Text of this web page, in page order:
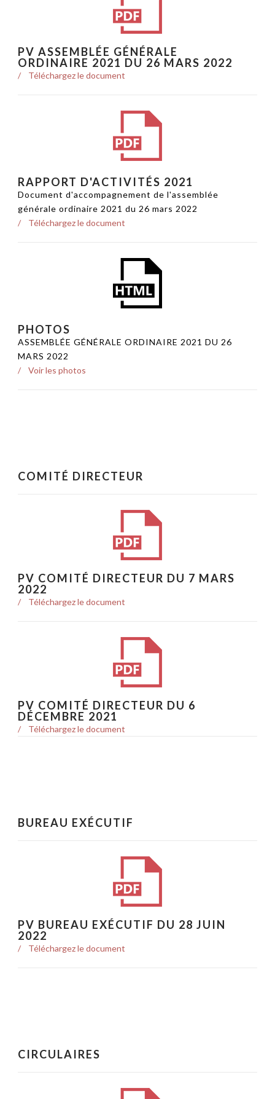
PV ASSEMBLÉE GÉNÉRALE
ORDINAIRE 2021 DU 26 MARS 2022
Téléchargez le document
RAPPORT D'ACTIVITÉS 2021
Document d'accompagnement de l'assemblée
générale ordinaire 2021 du 26 mars 2022
Téléchargez le document
PHOTOS
ASSEMBLÉE GÉNÉRALE ORDINAIRE 2021 DU 26
MARS 2022
Voir les photos
COMITÉ DIRECTEUR
PV COMITÉ DIRECTEUR DU 7 MARS
2022
Téléchargez le document
PV COMITÉ DIRECTEUR DU 6
DÉCEMBRE 2021
Téléchargez le document
BUREAU EXÉCUTIF
PV BUREAU EXÉCUTIF DU 28 JUIN
2022
Téléchargez le document
CIRCULAIRES